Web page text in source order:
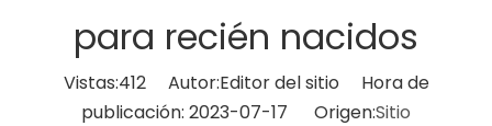
para recién nacidos
Vistas:412Autor:Editor del sitio Hora de
publicación: 2023-07-17 Origen:Sitio